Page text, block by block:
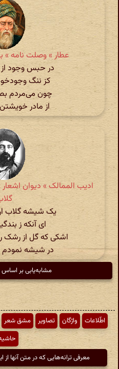
عطار » وصلت نامه » بخش ۶۱ - و
در حبس وجود
کز ننگ
چون می‌مردم
از مادر
یک شیشه گلاب
ای آنکه ز
اشکی که گل از
در شیشه
مشابه‌یابی بر اساس
اطّلاعات واژگان تصاویر مشق شعر
معرفی ترانه‌هایی که در متن آنها